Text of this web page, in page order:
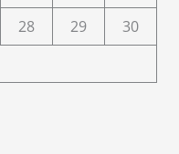
28 29
30